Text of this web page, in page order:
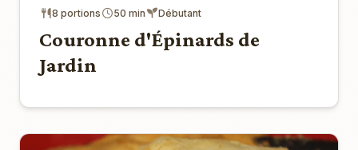
8 portions 50 min Débutant
Couronne d'Épinards de
Jardin